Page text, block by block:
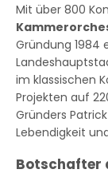
Mit über 800
Gründung 1984
im klassischen
Projekten auf
Gründers
Lebendigkeit